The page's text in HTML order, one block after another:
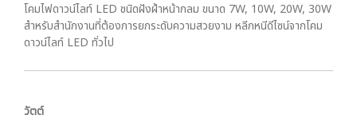
โคมไฟดาวน์ไลท์ LED ชนิดฝังฝ้าหน้ากลม ขนาด 7W, 10W, 20W, 30W
สําหรับสํานักงานที่ต้องการยกระดับความสวยงาม หลีกหนีดีไซน์จากโคม
ดาวน์ไลท์ LED ทั่วไป
วัตต์